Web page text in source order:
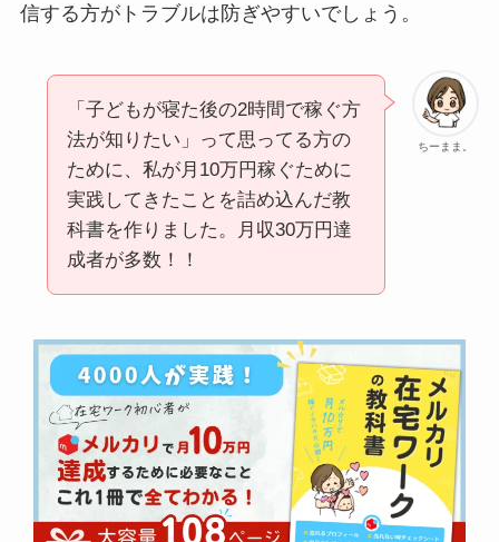
信する方がトラブルは防ぎやすいでしょう。
ちーまま。
「 子どもが寝た後の2時間で稼ぐ方
法が知りたい」
って思ってる方の
ために、私が月10万円稼ぐために
実践してきたことを詰め込んだ教
科書を作りました。
月収30万円達
成者が多数！！